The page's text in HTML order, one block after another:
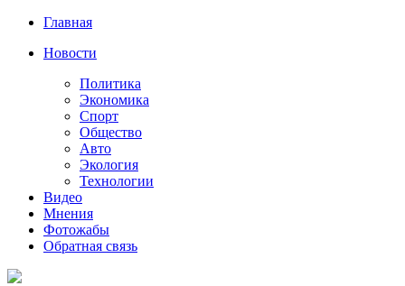
Главная
Новости
Политика
Экономика
Спорт
Общество
Авто
Экология
Технологии
Видео
Мнения
Фотожабы
Обратная связь